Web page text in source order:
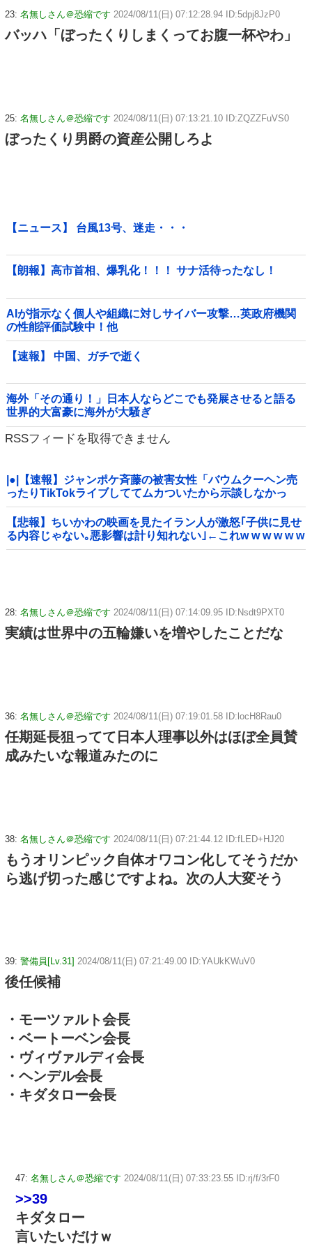
23: 名無しさん＠恐縮です 2024/08/11(日) 07:12:28.94 ID:5dpj8JzP0
バッハ「ぼったくりしまくってお腹一杯やわ」
25: 名無しさん＠恐縮です 2024/08/11(日) 07:13:21.10 ID:ZQZZFuVS0
ぼったくり男爵の資産公開しろよ
【ニュース】 台風13号、迷走・・・
【朗報】高市首相、爆乳化！！！ サナ活待ったなし！
AIが指示なく個人や組織に対しサイバー攻撃…英政府機関
の性能評価試験中！他
【速報】 中国、ガチで逝く
海外「その通り！」日本人ならどこでも発展させると語る
世界的大富豪に海外が大騒ぎ
RSSフィードを取得できません
|●|【速報】ジャンポケ斉藤の被害女性「バウムクーヘン売
ったりTikTokライブしててムカついたから示談しなかっ
た」
【悲報】ちいかわの映画を見たイラン人が激怒｢子供に見せ
る内容じゃない｡悪影響は計り知れない｣←これw w w w w w
w w w
28: 名無しさん＠恐縮です 2024/08/11(日) 07:14:09.95 ID:Nsdt9PXT0
実績は世界中の五輪嫌いを増やしたことだな
36: 名無しさん＠恐縮です 2024/08/11(日) 07:19:01.58 ID:locH8Rau0
任期延長狙ってて日本人理事以外はほぼ全員賛
成みたいな報道みたのに
38: 名無しさん＠恐縮です 2024/08/11(日) 07:21:44.12 ID:fLED+HJ20
もうオリンピック自体オワコン化してそうだか
ら逃げ切った感じですよね。次の人大変そう
39: 警備員[Lv.31] 2024/08/11(日) 07:21:49.00 ID:YAUkKWuV0
後任候補
・モーツァルト会長
・ベートーベン会長
・ヴィヴァルディ会長
・ヘンデル会長
・キダタロー会長
47: 名無しさん＠恐縮です 2024/08/11(日) 07:33:23.55 ID:rj/f/3rF0
>>39
キダタロー
言いたいだけｗ